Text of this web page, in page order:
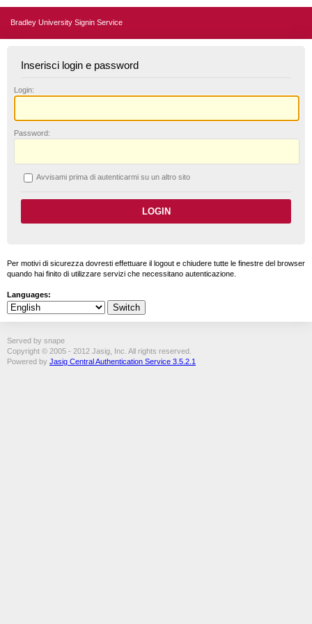
Bradley University Signin Service
Inserisci login e password
L ogin:
Password:
Avvisami prima di autenticarmi su un altro sito
Per motivi di sicurezza dovresti effettuare il logout e chiudere tutte le finestre del browser
quando hai finito di utilizzare servizi che necessitano autenticazione.
Languages:
Served by snape
Copyright © 2005 - 2012 Jasig, Inc. All rights reserved.
Powered by Jasig Central Authentication Service 3.5.2.1